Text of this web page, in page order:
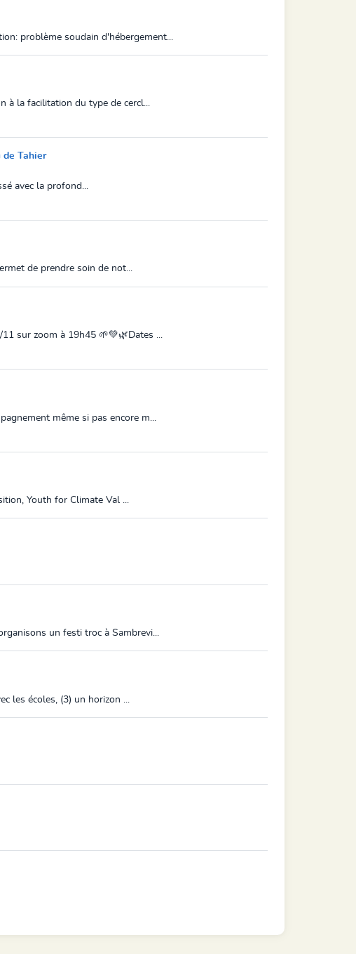
problème soudain d'hébergement...
à la facilitation du type de cercl...
Tahier
avec la profond...
de prendre soin de not...
sur zoom à 19h45 🌱💚🌿Dates ...
même si pas encore m...
Youth for Climate Val ...
un festi troc à Sambrevi...
les écoles, (3) un horizon ...